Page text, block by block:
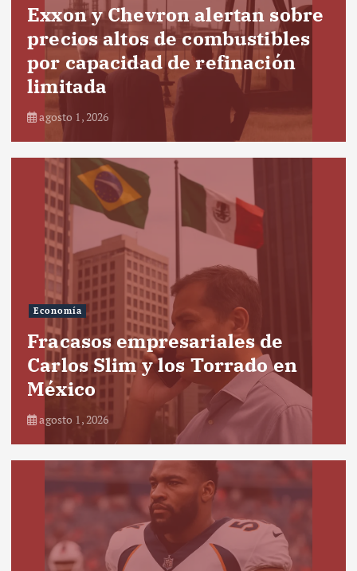
Exxon y Chevron alertan sobre
precios altos de combustibles
por capacidad de refinación
limitada
agosto 1, 2026
Economía
Fracasos empresariales de
Carlos Slim y los Torrado en
México
agosto 1, 2026